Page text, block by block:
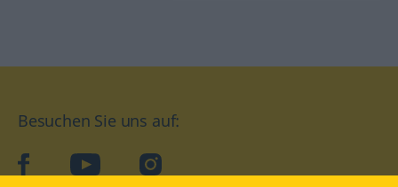
Besuchen Sie uns auf:
facebookYouTube Instagram